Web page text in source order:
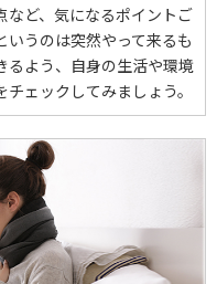
など、気になるポイントご
うのは突然やって来るも
よう、自身の生活や環境
ェックしてみましょう。